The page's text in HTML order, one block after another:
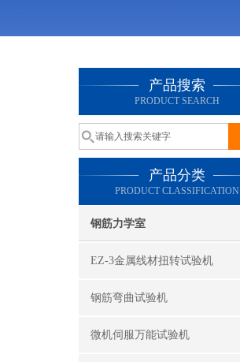
产品搜索
PRODUCT SEARCH
产品分类
PRODUCT CLASSIFICATION
钢筋力学室
EZ-3金属线材扭转试验机
钢筋弯曲试验机
微机伺服万能试验机